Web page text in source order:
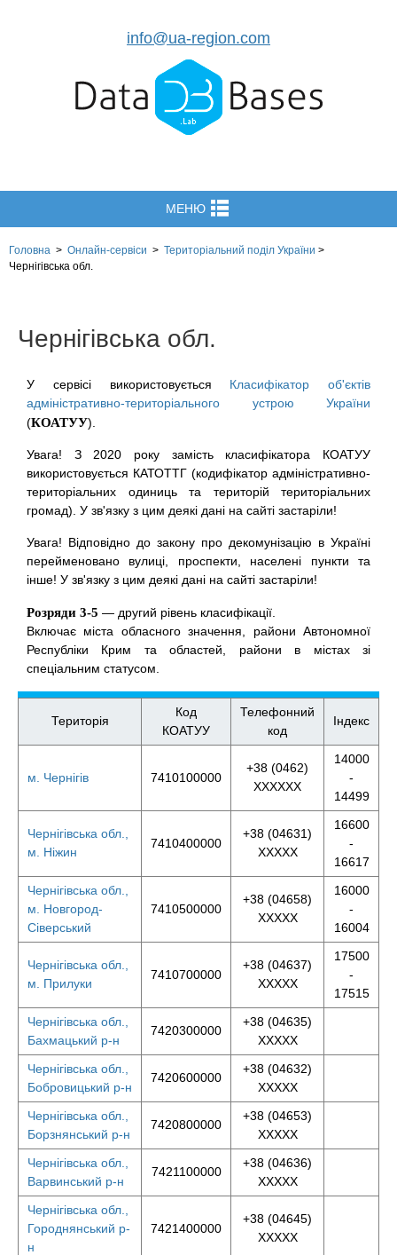
info@ua-region.com
МЕНЮ
Головна > Онлайн-сервіси > Територіальний поділ України >
Чернігівська обл.
Чернігівська обл.
У сервісі використовується Класифікатор об'єктів
адміністративно-територіального устрою України
(КОАТУУ).
Увага! З 2020 року замість класифікатора КОАТУУ
використовується КАТОТТГ (кодифікатор адміністративно-
територіальних одиниць та територій територіальних
громад). У зв'язку з цим деякі дані на сайті застаріли!
Увага! Відповідно до закону про декомунізацію в Україні
перейменовано вулиці, проспекти, населені пункти та
інше! У зв'язку з цим деякі дані на сайті застаріли!
Розряди 3-5 — другий рівень класифікації.
Включає міста обласного значення, райони Автономної
Республіки Крим та областей, райони в містах зі
спеціальним статусом.
Територія
Код
КОАТУУ
Телефонний
код
Індекс
м. Чернігів 7410100000
+38 (0462)
XXXXXX
14000
-
14499
Чернігівська обл.,
м. Ніжин
7410400000
+38 (04631)
XXXXX
16600
-
16617
Чернігівська обл.,
м. Новгород-
Сіверський
7410500000
+38 (04658)
XXXXX
16000
-
16004
Чернігівська обл.,
м. Прилуки
7410700000
+38 (04637)
XXXXX
17500
-
17515
Чернігівська обл.,
Бахмацький р-н
7420300000
+38 (04635)
XXXXX
Чернігівська обл.,
Бобровицький р-н
7420600000
+38 (04632)
XXXXX
Чернігівська обл.,
Борзнянський р-н
7420800000
+38 (04653)
XXXXX
Чернігівська обл.,
Варвинський р-н
7421100000
+38 (04636)
XXXXX
Чернігівська обл.,
Городнянський р-
н
7421400000
+38 (04645)
XXXXX